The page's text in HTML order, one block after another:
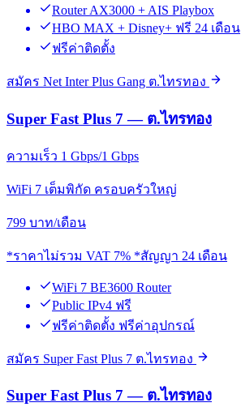
Router AX3000 + AIS Playbox
HBO MAX + Disney+ ฟรี 24 เดือน
ฟรีค่าติดตั้ง
สมัคร Net Inter Plus Gang ต.ไทรทอง
Super Fast Plus 7 — ต.ไทรทอง
ความเร็ว 1 Gbps/1 Gbps
WiFi 7 เต็มพิกัด ครอบครัวใหญ่
799 บาท/เดือน
*ราคาไม่รวม VAT 7% *สัญญา 24 เดือน
WiFi 7 BE3600 Router
Public IPv4 ฟรี
ฟรีค่าติดตั้ง ฟรีค่าอุปกรณ์
สมัคร Super Fast Plus 7 ต.ไทรทอง
Super Fast Plus 7 — ต.ไทรทอง